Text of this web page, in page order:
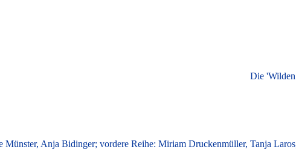
Die
Anja Bidinger; vordere Reihe: Miriam Druckenmüller, Tanja